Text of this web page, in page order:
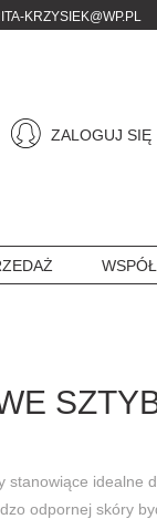
KRZYSIEK@WP.PL
ZALOGUJ SIĘ
stanowiące idealne
odpornej skóry